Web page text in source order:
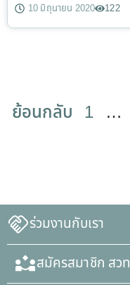
10 มิถุนายน 2020 122
ย้อนกลับ 1 …
ร่วมงานกับเรา
สมัครสมาชิก สวท